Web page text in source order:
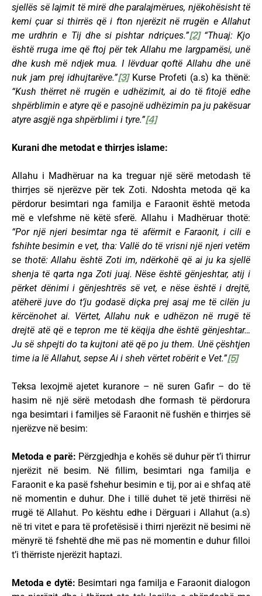
sjellës së lajmit të mirë dhe paralajmërues, njëkohësisht të
kemi çuar si thirrës që i fton njerëzit në rrugën e Allahut
me urdhrin e Tij dhe si pishtar ndriçues.”[2] “Thuaj: Kjo
është rruga ime që ftoj për tek Allahu me largpamësi, unë
dhe kush më ndjek mua. I lëvduar qoftë Allahu dhe unë
nuk jam prej idhujtarëve.”[3]Kurse Profeti (a.s) ka thënë:
“Kush thërret në rrugën e udhëzimit, ai do të fitojë edhe
shpërblimin e atyre që e pasojnë udhëzimin pa ju pakësuar
atyre asgjë nga shpërblimi i tyre.”[4]
Kurani dhe metodat e thirrjes islame:
Allahu i Madhëruar na ka treguar një sërë metodash të
thirrjes së njerëzve për tek Zoti. Ndoshta metoda që ka
përdorur besimtari nga familja e Faraonit është metoda
më e vlefshme në këtë sferë. Allahu i Madhëruar thotë:
“Por një njeri besimtar nga të afërmit e Faraonit, i cili e
fshihte besimin e vet, tha: Vallë do të vrisni një njeri vetëm
se thotë: Allahu është Zoti im, ndërkohë që ai ju ka sjellë
shenja të qarta nga Zoti juaj. Nëse është gënjeshtar, atij i
përket dënimi i gënjeshtrës së vet, e nëse është i drejtë,
atëherë juve do t’ju godasë diçka prej asaj me të cilën ju
kërcënohet ai. Vërtet, Allahu nuk e udhëzon në rrugë të
drejtë atë që e tepron me të këqija dhe është gënjeshtar…
Ju së shpejti do ta kujtoni atë që po ju them. Unë çështjen
time ia lë Allahut, sepse Ai i sheh vërtet robërit e Vet.”[5]
Teksa lexojmë ajetet kuranore – në suren Gafir – do të
hasim në një sërë metodash dhe formash të përdorura
nga besimtari i familjes së Faraonit në fushën e thirrjes së
njerëzve në besim:
Metoda e parë: Përzgjedhja e kohës së duhur për t’i thirrur
njerëzit në besim. Në fillim, besimtari nga familja e
Faraonit e ka pasë fshehur besimin e tij, por ai e shfaq atë
në momentin e duhur. Dhe i tillë duhet të jetë thirrësi në
rrugë të Allahut. Po kështu edhe i Dërguari i Allahut (a.s)
në tri vitet e para të profetësisë i thirri njerëzit në besimi në
mënyrë të fshehtë dhe më pas në momentin e duhur filloi
t’i thërriste njerëzit haptazi.
Metoda e dytë: Besimtari nga familja e Faraonit dialogon